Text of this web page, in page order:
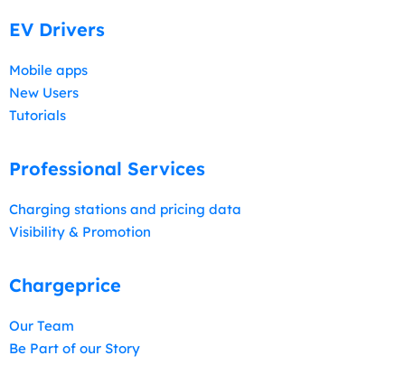
EV Drivers
Mobile apps
New Users
Tutorials
Professional Services
Charging stations and pricing data
Visibility & Promotion
Chargeprice
Our Team
Be Part of our Story